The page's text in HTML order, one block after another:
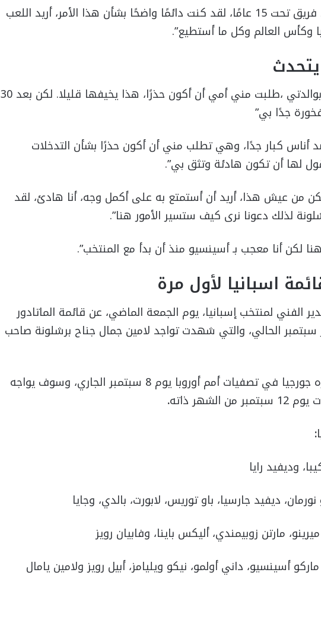
أضاف: “لعبت دائمًا لإسبانيا منذ فريق تحت 15 عامًا، لقد كنت دائمًا واضحًا بشأن هذا الأمر، أريد اللعب
وكأس العالم وكل ما أستطيع”.
وواصل: “بعد استدعائي اتصلت بوالدتي ،طلبت مني أمي أن أكون حذرًا، هذا يخيفها قليلا. لكن بعد 30
جدًا بي”
أناس كبار جدًا، وهي تطلب مني أن أكون حذرًا بشأن التدخلات
لها أن تكون هادئة وتثق بي”.
من عيش هذا، أريد أن أستمتع به على أكمل وجه، أنا هادئ، لقد
لذلك دعونا نرى كيف ستسير الأمور هنا”.
لكن أنا معجب بـ أسينسيو منذ أن بدأ مع المنتخب”.
اسبانيا لأول مرة
الفني لمنتخب إسبانيا، يوم الجمعة الماضي، عن قائمة الماتادور
الحالي، والتي شهدت تواجد لامين جمال جناح برشلونة صاحب
ويلتقي منتخب إسبانيا مع نظيره جورجيا في تصفيات أمم أوروبا يوم 8 سبتمبر الجاري، وسوف يواجه
ذاته
.
:
وديفيد رايا
نورمان، ديفيد جارسيا، باو توريس، لابورت، بالدي، وجايا
مارتن زوبيمندي، أليكس باينا، وفابيان رويز
أسينسيو، داني أولمو، نيكو ويليامز، أبيل رويز ولامين يامال